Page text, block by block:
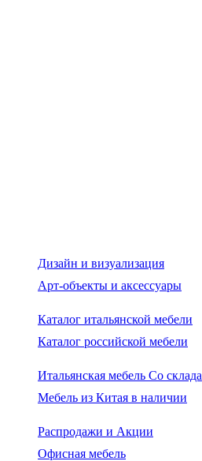
Дизайн и визуализация
Арт-объекты и аксессуары
Каталог итальянской мебели
Каталог российской мебели
Итальянская мебель Со склада
Мебель из Китая в наличии
Распродажи и Акции
Офисная мебель